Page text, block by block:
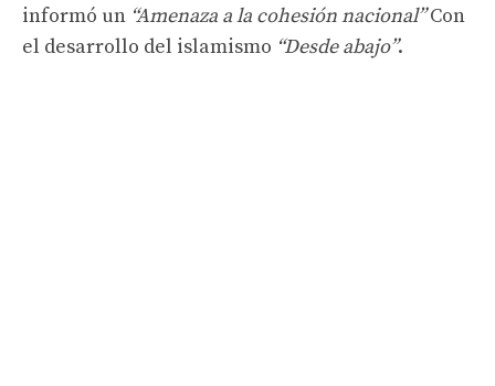
informó un “Amenaza a la cohesión nacional”Con
el desarrollo del islamismo “Desde abajo”.